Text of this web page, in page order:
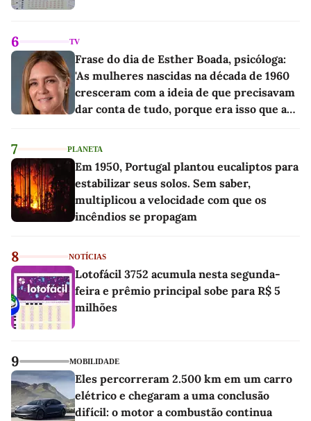
6 TV
Frase do dia de Esther Boada, psicóloga:
'As mulheres nascidas na década de 1960
cresceram com a ideia de que precisavam
dar conta de tudo, porque era isso que a
7 PLANETA
Em 1950, Portugal plantou eucaliptos para
estabilizar seus solos. Sem saber,
multiplicou a velocidade com que os
incêndios se propagam
8 NOTÍCIAS
Lotofácil 3752 acumula nesta segunda-
feira e prêmio principal sobe para R$ 5
milhões
9 MOBILIDADE
Eles percorreram 2.500 km em um carro
elétrico e chegaram a uma conclusão
difícil: o motor a combustão continua